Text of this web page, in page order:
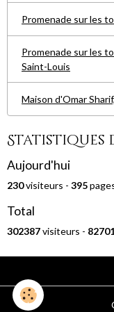
Promenade sur les
Promenade sur les
Saint-Louis
Maison d'Omar
Statistiques
Aujourd'hui
230visiteurs - 395
Total
302387visiteurs -